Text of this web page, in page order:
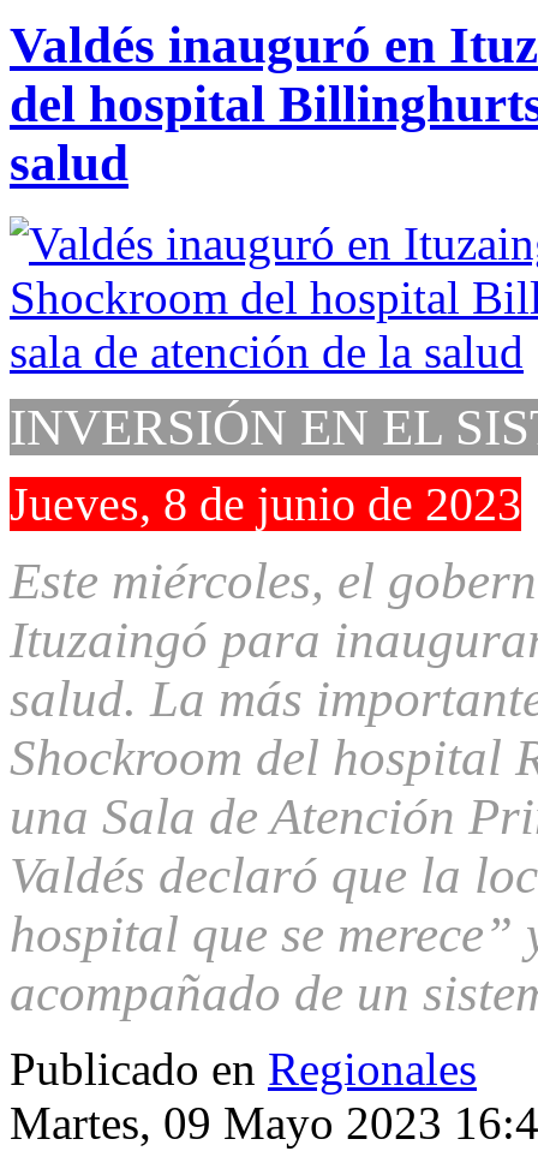
Valdés inauguró en
del hospital
salud
INVERSIÓN EN EL
Jueves, 8 de junio de 2023
Este miércoles, el
Ituzaingó para
salud. La más
Shockroom del hospital
una Sala de Atención
Valdés declaró que la
hospital que se
acompañado de un
Publicado en Regionales
Martes, 09 Mayo 2023